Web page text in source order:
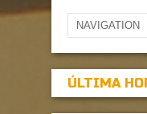
ÚLTIMA
TARDE DE